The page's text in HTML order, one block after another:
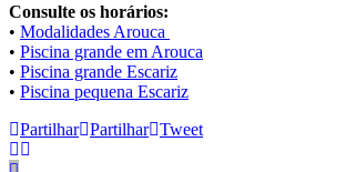
Consulte os horários:
• Modalidades Arouca
• Piscina grande em Arouca
• Piscina grande Escariz
• Piscina pequena Escariz
Partilhar Partilhar Tweet